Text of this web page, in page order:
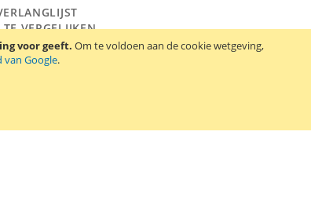
voor geeft. Om te voldoen aan de cookie wetgeving,
van Google.
VERGELIJKEN
beschermhoes voor mobiele telefoons. Deze hoes